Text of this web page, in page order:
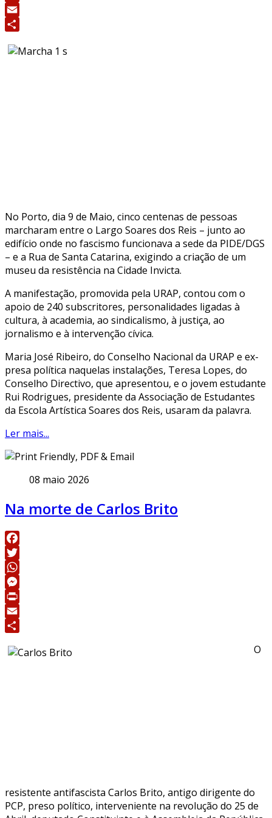
Print
Email
No Porto, dia 9 de Maio, cinco centenas de pessoas
marcharam entre o Largo Soares dos Reis – junto ao
edifício onde no fascismo funcionava a sede da PIDE/DGS
– e a Rua de Santa Catarina, exigindo a criação de um
museu da resistência na Cidade Invicta.
A manifestação, promovida pela URAP, contou com o
apoio de 240 subscritores, personalidades ligadas à
cultura, à academia, ao sindicalismo, à justiça, ao
jornalismo e à intervenção cívica.
Maria José Ribeiro, do Conselho Nacional da URAP e ex-
presa política naquelas instalações, Teresa Lopes, do
Conselho Directivo, que apresentou, e o jovem estudante
Rui Rodrigues, presidente da Associação de Estudantes
da Escola Artística Soares dos Reis, usaram da palavra.
Ler mais...
08 maio 2026
Na morte de Carlos Brito
Facebook
Twitter
WhatsApp
Messenger
Print
Email
O
resistente antifascista Carlos Brito, antigo dirigente do
PCP, preso político, interveniente na revolução do 25 de